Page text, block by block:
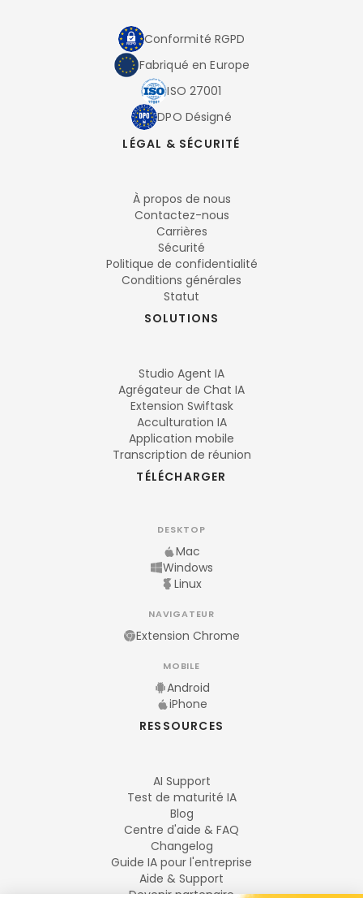
Conformité RGPD
Fabriqué en Europe
ISO 27001
DPO Désigné
LÉGAL & SÉCURITÉ
À propos de nous
Contactez-nous
Carrières
Sécurité
Politique de confidentialité
Conditions générales
Statut
SOLUTIONS
Studio Agent IA
Agrégateur de Chat IA
Extension Swiftask
Acculturation IA
Application mobile
Transcription de réunion
TÉLÉCHARGER
DESKTOP
Mac
Windows
Linux
NAVIGATEUR
Extension Chrome
MOBILE
Android
iPhone
RESSOURCES
AI Support
Test de maturité IA
Blog
Centre d'aide & FAQ
Changelog
Guide IA pour l'entreprise
Aide & Support
Devenir partenaire